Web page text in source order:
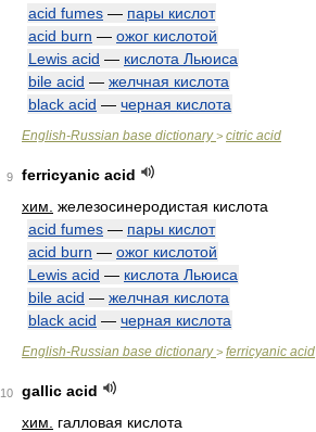
acid fumes — пары кислот
acid burn — ожог кислотой
Lewis acid — кислота Льюиса
bile acid — желчная кислота
black acid — черная кислота
English-Russian base dictionary> citric acid
9
ferricyanic acid
хим. железосинеродистая кислота
acid fumes — пары кислот
acid burn — ожог кислотой
Lewis acid — кислота Льюиса
bile acid — желчная кислота
black acid — черная кислота
English-Russian base dictionary> ferricyanic acid
10
gallic acid
хим.
галловая кислота